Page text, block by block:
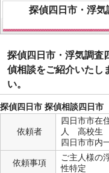
探偵四日市 ・ 浮気
探偵四日市・浮気調査
偵相談をご紹介いたし
い。
探偵四日市 探偵相談四日市
依頼者
四日市市
人 高校生
四日市市内
依頼事項
ご主人様
性特定